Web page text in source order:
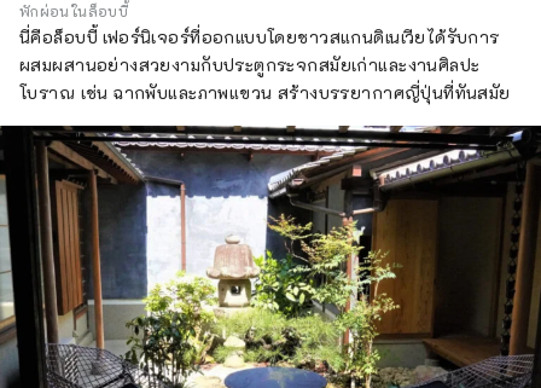
พักผ่อนในล็อบบี้
นี่คือล็อบบี้ เฟอร์นิเจอร์ที่ออกแบบโดยชาวสแกนดิเนเวียได้รับการ
ผสมผสานอย่างสวยงามกับประตูกระจกสมัยเก่าและงานศิลปะ
โบราณ เช่น ฉากพับและภาพแขวน สร้างบรรยากาศญี่ปุ่นที่ทันสมัย